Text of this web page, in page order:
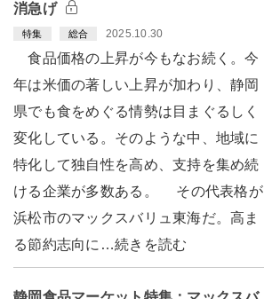
消急げ
特集 総合 2025.10.30
食品価格の上昇が今もなお続く。今
年は米価の著しい上昇が加わり、静岡
県でも食をめぐる情勢は目まぐるしく
変化している。そのような中、地域に
特化して独自性を高め、支持を集め続
ける企業が多数ある。 その代表格が
浜松市のマックスバリュ東海だ。高ま
る節約志向に…続きを読む